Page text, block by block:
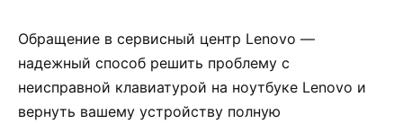
Обращение в сервисный центр Lenovo —
надежный способ решить проблему с
неисправной клавиатурой на ноутбуке Lenovo и
вернуть вашему устройству полную